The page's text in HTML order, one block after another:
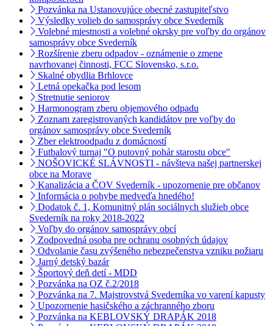
Pozvánka na Ustanovujúce obecné zastupiteľstvo
Výsledky volieb do samosprávy obce Svederník
Volebné miestnosti a volebné okrsky pre voľby do orgánov
samosprávy obce Svederník
Rozšírenie zberu odpadov - oznámenie o zmene
navrhovanej činnosti, FCC Slovensko, s.r.o.
Skalné obydlia Brhlovce
Letná opekačka pod lesom
Stretnutie seniorov
Harmonogram zberu objemového odpadu
Zoznam zaregistrovaných kandidátov pre voľby do
orgánov samosprávy obce Svederník
Zber elektroodpadu z domácností
Futbalový turnaj "O putovný pohár starostu obce"
NOŠOVICKÉ SLÁVNOSTI - návšteva našej partnerskej
obce na Morave
Kanalizácia a ČOV Svederník - upozornenie pre občanov
Informácia o pohybe medveďa hnedého!
Dodatok č. 1, Komunitný plán sociálnych služieb obce
Svederník na roky 2018-2022
Voľby do orgánov samosprávy obcí
Zodpovedná osoba pre ochranu osobných údajov
Odvolanie času zvýšeného nebezpečenstva vzniku požiaru
Jarný detský bazár
Športový deň detí - MDD
Pozvánka na OZ č.2/2018
Pozvánka na 7. Majstrovstvá Svederníka vo varení kapusty
Upozornenie hasičského a záchranného zboru
Pozvánka na KEBLOVSKÝ DRAPÁK 2018